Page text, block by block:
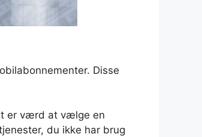
Disse
er værd at vælge en
du ikke har brug